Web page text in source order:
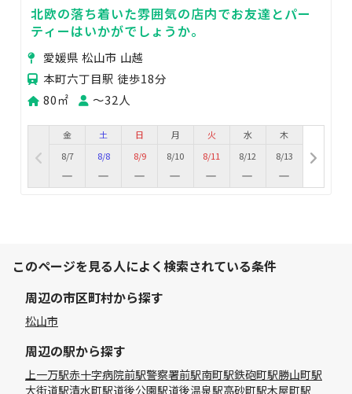
北欧の落ち着いた雰囲気の店内でお友達とパー
ティーはいかがでしょうか。
愛媛県 松山市 山越
本町六丁目駅 徒歩18分
80㎡
〜32人
金
8/7
土
8/8
日
8/9
月
8/10
火
8/11
水
8/12
木
8/13
このページを見る人によく検索されている条件
周辺の市区町村から探す
松山市
周辺の駅から探す
上一万駅赤十字病院前駅警察署前駅南町駅鉄砲町駅勝山町駅
大街道駅清水町駅道後公園駅道後温泉駅高砂町駅木屋町駅